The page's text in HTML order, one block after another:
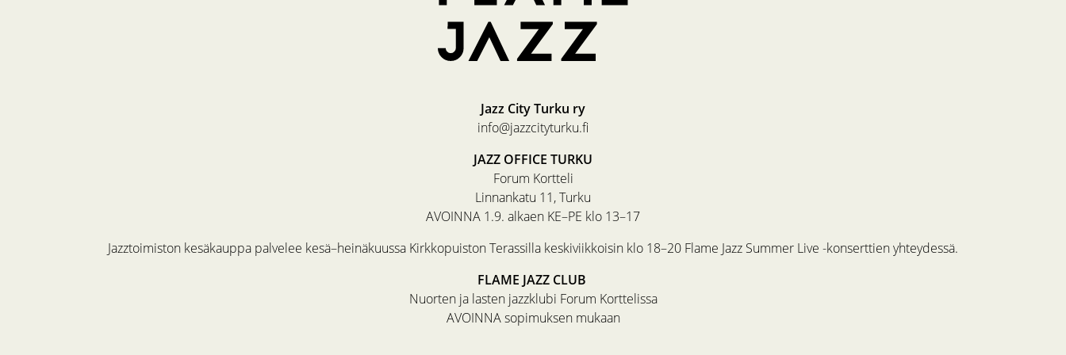
Jazz City Turku ry
info@jazzcityturku.fi
JAZZ OFFICE TURKU
Forum Kortteli
Linnankatu 11, Turku
AVOINNA 1.9. alkaen KE–PE klo 13–17
Jazztoimiston kesäkauppa palvelee kesä–heinäkuussa Kirkkopuiston Terassilla keskiviikkoisin klo 18–20 Flame Jazz Summer Live -konserttien yhteydessä.
FLAME JAZZ CLUB
Nuorten ja lasten jazzklubi Forum Korttelissa
AVOINNA sopimuksen mukaan